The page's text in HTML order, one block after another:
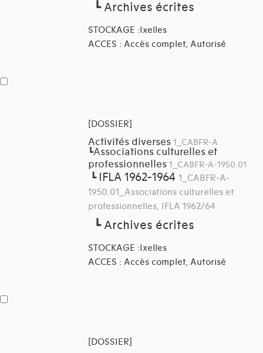
┗Archives écrites
STOCKAGE :Ixelles
ACCES : Accès complet, Autorisé
[DOSSIER]
Activités diverses 1_CABFR-A
┗Associations culturelles et
professionnelles 1_CABFR-A-1950.01
┗ IFLA 1962-1964 1_CABFR-A-
1950.01_Associations culturelles et
professionnelles, IFLA 1962/64
┗Archives écrites
STOCKAGE :Ixelles
ACCES : Accès complet, Autorisé
[DOSSIER]